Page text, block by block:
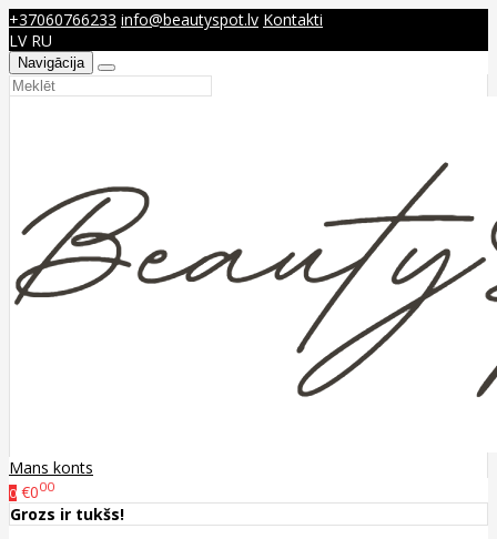
+37060766233 info@beautyspot.lv Kontakti
LV RU
Navigācija
Mans konts
0 €000
Grozs ir tukšs!